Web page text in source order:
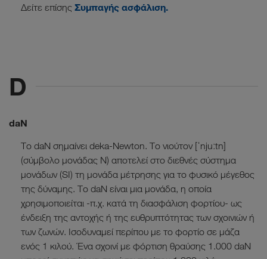
Δείτε επίσης Συμπαγής ασφάλιση.
D
daN
Το daN σημαίνει deka-Newton. Το νιούτον [ˈnjuːtn]
(σύμβολο μονάδας N) αποτελεί στο διεθνές σύστημα
μονάδων (SI) τη μονάδα μέτρησης για το φυσικό μέγεθος
της δύναμης. Το daN είναι μια μονάδα, η οποία
χρησιμοποιείται -π.χ. κατά τη διασφάλιση φορτίου- ως
ένδειξη της αντοχής ή της ευθρυπτότητας των σχοινιών ή
των ζωνών. Ισοδυναμεί περίπου με το φορτίο σε μάζα
ενός 1 κιλού. Ένα σχοινί με φόρτιση θραύσης 1.000 daN